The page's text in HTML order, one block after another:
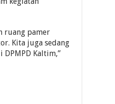
ruang pamer
Kita juga sedang
Kaltim,”